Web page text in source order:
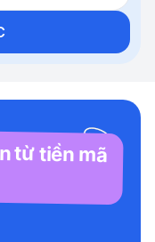
từ tiền mã